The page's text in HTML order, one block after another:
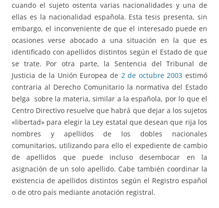
cuando el sujeto ostenta varias nacionalidades y una de
ellas es la nacionalidad española. Esta tesis presenta, sin
embargo, el inconveniente de que el interesado puede en
ocasiones verse abocado a una situación en la que es
identificado con apellidos distintos según el Estado de que
se trate. Por otra parte, la Sentencia del Tribunal de
Justicia de la Unión Europea de 2 de octubre 2003 estimó
contraria al Derecho Comunitario la normativa del Estado
belga sobre la materia, similar a la española, por lo que el
Centro Directivo resuelve que habrá que dejar a los sujetos
«libertad» para elegir la Ley estatal que desean que rija los
nombres y apellidos de los dobles nacionales
comunitarios, utilizando para ello el expediente de cambio
de apellidos que puede incluso desembocar en la
asignación de un solo apellido. Cabe también coordinar la
existencia de apellidos distintos según el Registro español
o de otro país mediante anotación registral.